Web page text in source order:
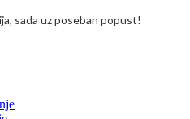
sada uz poseban popust!